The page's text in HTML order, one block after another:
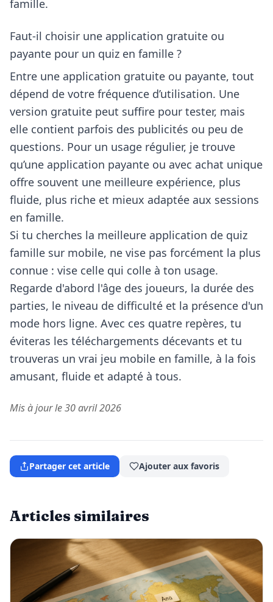
famille.
Faut-il choisir une application gratuite ou
payante pour un quiz en famille ?
Entre une application gratuite ou payante, tout
dépend de votre fréquence d’utilisation. Une
version gratuite peut suffire pour tester, mais
elle contient parfois des publicités ou peu de
questions. Pour un usage régulier, je trouve
qu’une application payante ou avec achat unique
offre souvent une meilleure expérience, plus
fluide, plus riche et mieux adaptée aux sessions
en famille.
Si tu cherches la meilleure application de quiz
famille sur mobile, ne vise pas forcément la plus
connue : vise celle qui colle à ton usage.
Regarde d'abord l'âge des joueurs, la durée des
parties, le niveau de difficulté et la présence d'un
mode hors ligne. Avec ces quatre repères, tu
éviteras les téléchargements décevants et tu
trouveras un vrai jeu mobile en famille, à la fois
amusant, fluide et adapté à tous.
Mis à jour le 30 avril 2026
Partager cet article Ajouter aux favoris
Articles similaires